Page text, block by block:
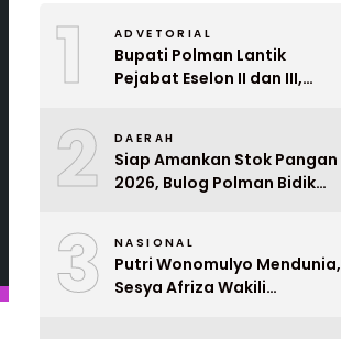
1 ADVETORIAL
Bupati Polman Lantik
Pejabat Eselon II dan III,
2 DAERAH
Siap Amankan Stok Pangan
2026, Bulog Polman Bidik
3 NASIONAL
Putri Wonomulyo Mendunia,
Sesya Afriza Wakili